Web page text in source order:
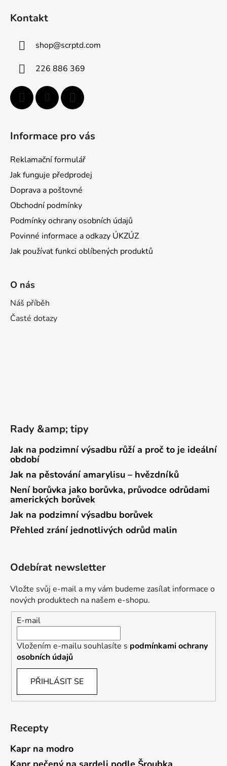
Kontakt
shop@scrptd.com
226 886 369
Informace pro vás
Reklamační formulář
Jak funguje předprodej
Doprava a poštovné
Obchodní podmínky
Podmínky ochrany osobních údajů
Povinné informace a odkazy ÚKZÚZ
Jak používat funkci oblíbených produktů
O nás
Náš příběh
Časté dotazy
Rady &amp; tipy
Jak na podzimní výsadbu růží a proč to je ideální
období
Jak na pěstování amarylisu – hvězdníků
Není borůvka jako borůvka, průvodce odrůdami
amerických borůvek
Jak na podzimní výsadbu borůvek
Přehled zrání jednotlivých odrůd malin
Odebírat newsletter
Vložte svůj e-mail a my vám budeme zasílat informace o
nových produktech na našem e-shopu.
E-mail
Vložením e-mailu souhlasíte s podmínkami ochrany
osobních údajů
PŘIHLÁSIT SE
Recepty
Kapr na modro